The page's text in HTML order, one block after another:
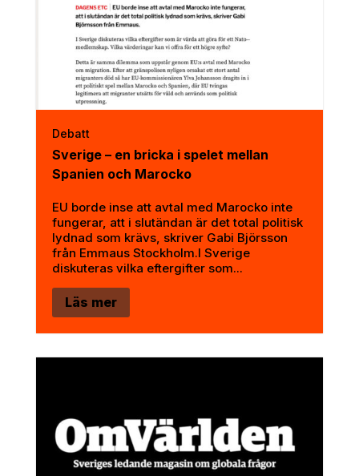
Debatt
Sverige – en bricka i spelet mellan
Spanien och Marocko
EU borde inse att avtal med Marocko inte
fungerar, att i slutändan är det total politisk
lydnad som krävs, skriver Gabi Björsson
från Emmaus Stockholm.I Sverige
diskuteras vilka eftergifter som...
Läs mer